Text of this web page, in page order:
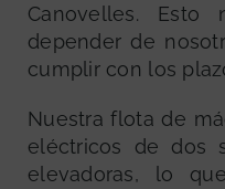
Canovelles.
depender de
cumplir con los
Nuestra flota de
eléctricos de dos
elevadoras, lo